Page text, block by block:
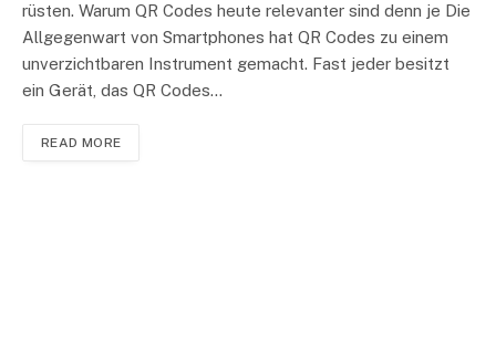
rüsten. Warum QR Codes heute relevanter sind denn je Die
Allgegenwart von Smartphones hat QR Codes zu einem
unverzichtbaren Instrument gemacht. Fast jeder besitzt
ein Gerät, das QR Codes…
READ MORE